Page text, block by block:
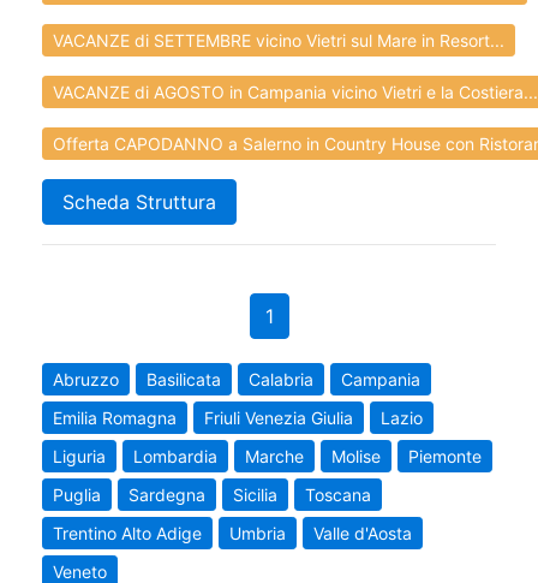
VACANZE di SETTEMBRE vicino Vietri sul Mare in Resort...
VACANZE di AGOSTO in Campania vicino Vietri e la Costiera...
Offerta CAPODANNO a Salerno in Country House con
Scheda Struttura
1
Abruzzo Basilicata Calabria
Campania
Emilia Romagna
Friuli Venezia Giulia
Lazio
Liguria
Lombardia Marche Molise
Piemonte
Puglia
Sardegna Sicilia
Toscana
Trentino Alto Adige
Umbria
Valle d'Aosta
Veneto